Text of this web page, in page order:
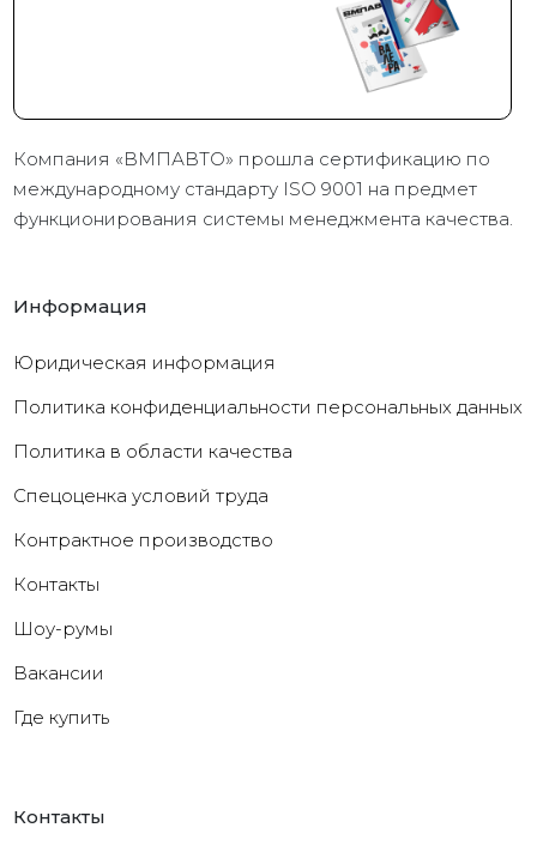
Компания «ВМПАВТО» прошла сертификацию по
международному стандарту ISO 9001 на предмет
функционирования системы менеджмента качества.
Информация
Юридическая информация
Политика конфиденциальности персональных данных
Политика в области качества
Cпецоценка условий труда
Контрактное производство
Контакты
Шоу-румы
Вакансии
Где купить
Контакты